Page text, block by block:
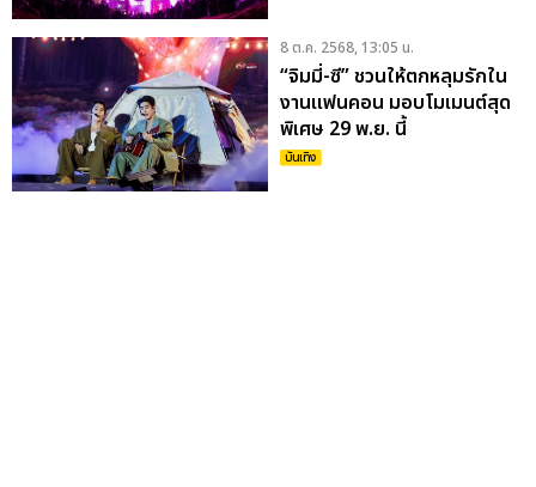
8 ต.ค. 2568, 13:05 น.
“จิมมี่-ซี” ชวนให้ตกหลุมรักใน
งานแฟนคอน มอบโมเมนต์สุด
พิเศษ 29 พ.ย. นี้
บันเทิง